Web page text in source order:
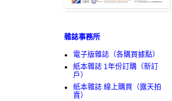
雜誌事務所
電子版雜誌（各購買據點）
紙本雜誌 1年份訂購（新訂
戶）
紙本雜誌 線上購買（露天拍
賣）